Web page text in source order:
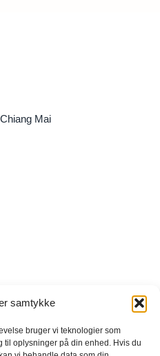
samtykke
bruger vi teknologier som
til oplysninger på din enhed. Hvis du
Mai